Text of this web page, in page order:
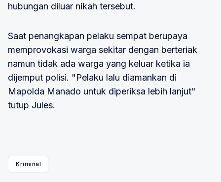
hubungan diluar nikah tersebut.
Saat penangkapan pelaku sempat berupaya
memprovokasi warga sekitar dengan berteriak
namun tidak ada warga yang keluar ketika ia
dijemput polisi. "Pelaku lalu diamankan di
Mapolda Manado untuk diperiksa lebih lanjut"
tutup Jules.
Kriminal